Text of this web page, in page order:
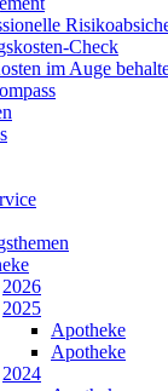
Check
im Auge
2026
2025
Apotheke
Apotheke
2024